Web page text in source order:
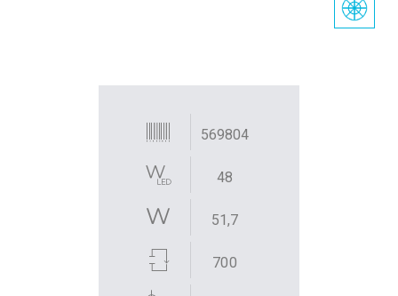
569804
48
51,7
700